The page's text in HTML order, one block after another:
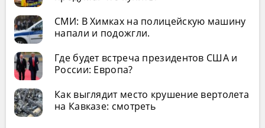
СМИ: В Химках на полицейскую машину
напали и подожгли.
Где будет встреча президентов США и
России: Европа?
Как выглядит место крушение вертолета
на Кавказе: смотреть